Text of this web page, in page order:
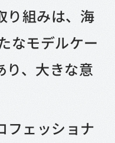
り組みは、海
なモデルケー
り、大きな意
フェッショナ